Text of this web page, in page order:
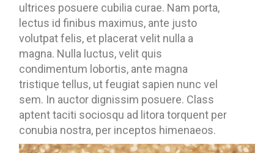
ultrices posuere cubilia curae. Nam porta,
lectus id finibus maximus, ante justo
volutpat felis, et placerat velit nulla a
magna. Nulla luctus, velit quis
condimentum lobortis, ante magna
tristique tellus, ut feugiat sapien nunc vel
sem. In auctor dignissim posuere. Class
aptent taciti sociosqu ad litora torquent per
conubia nostra, per inceptos himenaeos.